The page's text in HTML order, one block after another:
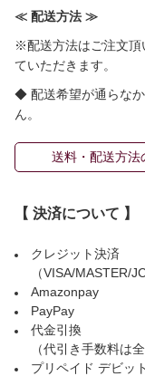
≪ 配送方法 ≫
※配送方法はご注文頂
ていただきます。
◆ 配送希望が通らな
ん。
送料・配送方法
【 決済について 】
クレジット決済
（VISA/MASTER/
Amazonpay
PayPay
代金引換
（代引き手数料は
プリペイド デビッ